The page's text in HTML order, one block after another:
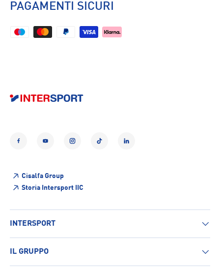
PAGAMENTI SICURI
YouTubeInstagramTikTok LinkedIn
Cisalfa Group
Storia Intersport IIC
INTERSPORT
IL GRUPPO